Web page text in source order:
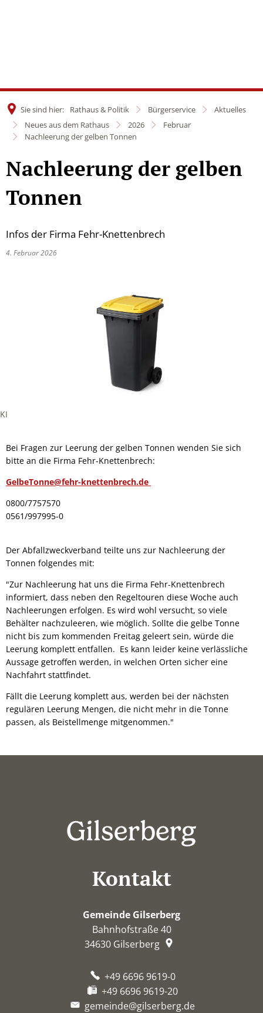
Sie sind hier: Rathaus & Politik Bürgerservice
Aktuelles
Neues aus dem Rathaus
2026
Februar
Nachleerung der gelben Tonnen
Nachleerung der gelben
Tonnen
Infos der Firma Fehr-Knettenbrech
4. Februar 2026
KI
Bei Fragen zur Leerung der gelben Tonnen wenden Sie sich
bitte an die Firma Fehr-Knettenbrech:
GelbeTonne@fehr-knettenbrech.de
0800/7757570
0561/997995-0
Der Abfallzweckverband teilte uns zur Nachleerung der
Tonnen folgendes mit:
"Zur Nachleerung hat uns die Firma Fehr-Knettenbrech
informiert, dass neben den Regeltouren diese Woche auch
Nachleerungen erfolgen. Es wird wohl versucht, so viele
Behälter nachzuleeren, wie möglich. Sollte die gelbe Tonne
nicht bis zum kommenden Freitag geleert sein, würde die
Leerung komplett entfallen. Es kann leider keine verlässliche
Aussage getroffen werden, in welchen Orten sicher eine
Nachfahrt stattfindet.
Fällt die Leerung komplett aus, werden bei der nächsten
regulären Leerung Mengen, die nicht mehr in die Tonne
passen, als Beistellmenge mitgenommen."
Kontakt
Gemeinde Gilserberg
Bahnhofstraße 40
34630 Gilserberg
+49 6696 9619-0
+49 6696 9619-20
gemeinde@gilserberg.de